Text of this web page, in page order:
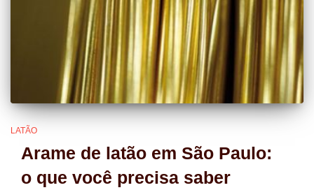
LATÃO
Arame de latão em São Paulo:
o que você precisa saber